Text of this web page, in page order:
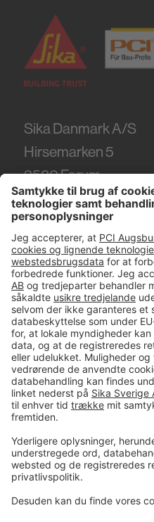
Sika Danmark A/S
Hirsemarken 5
3520Farum
Tel. +45 86 61 22 99
#PCI
Imprint
Almindelige salgs- og
leveringsbetingelser
Juridisk meddelelse